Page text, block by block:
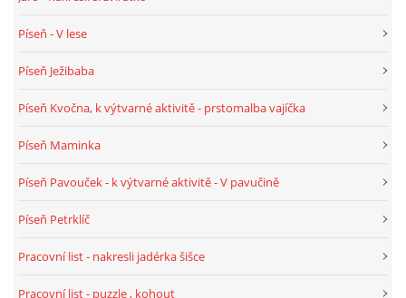
SMYSLOVÁ AKTIVITA
JÓGOVÉ CVIČENÍ, TYPY, RADY, RECENZE
STÁTNÍ SVÁTKY
Píseň - V lese
Píseň Ježibaba
Píseň Kvočna, k výtvarné aktivitě - prstomalba vajíčka
Píseň Maminka
Píseň Pavouček - k výtvarné aktivitě - V pavučině
Píseň Petrklíč
Pracovní list - nakresli jadérka šišce
Pracovní list - puzzle , kohout